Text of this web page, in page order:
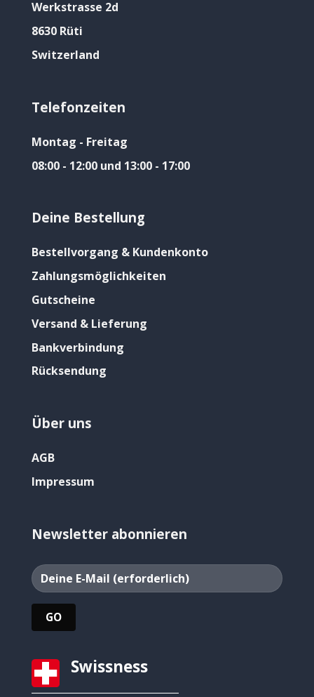
Werkstrasse 2d
8630 Rüti
Switzerland
Telefonzeiten
Montag - Freitag
08:00 - 12:00 und 13:00 - 17:00
Deine Bestellung
Bestellvorgang & Kundenkonto
Zahlungsmöglichkeiten
Gutscheine
Versand & Lieferung
Bankverbindung
Rücksendung
Über uns
AGB
Impressum
Newsletter abonnieren
Swissness